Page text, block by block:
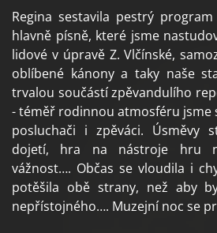
Regina sestavila pestrý
hlavně písně, které jsme
lidové v úpravě Z. Vlčínské,
oblíbené kánony a taky naše
trvalou součástí zpěvandulího
- téměř rodinnou atmosféru jsme
posluchači i zpěváci. Úsměvy
dojetí, hra na nástroje hru
vážnost…. Občas se vloudila i
potěšila obě strany, než aby
nepřístojného…. Muzejní noc se